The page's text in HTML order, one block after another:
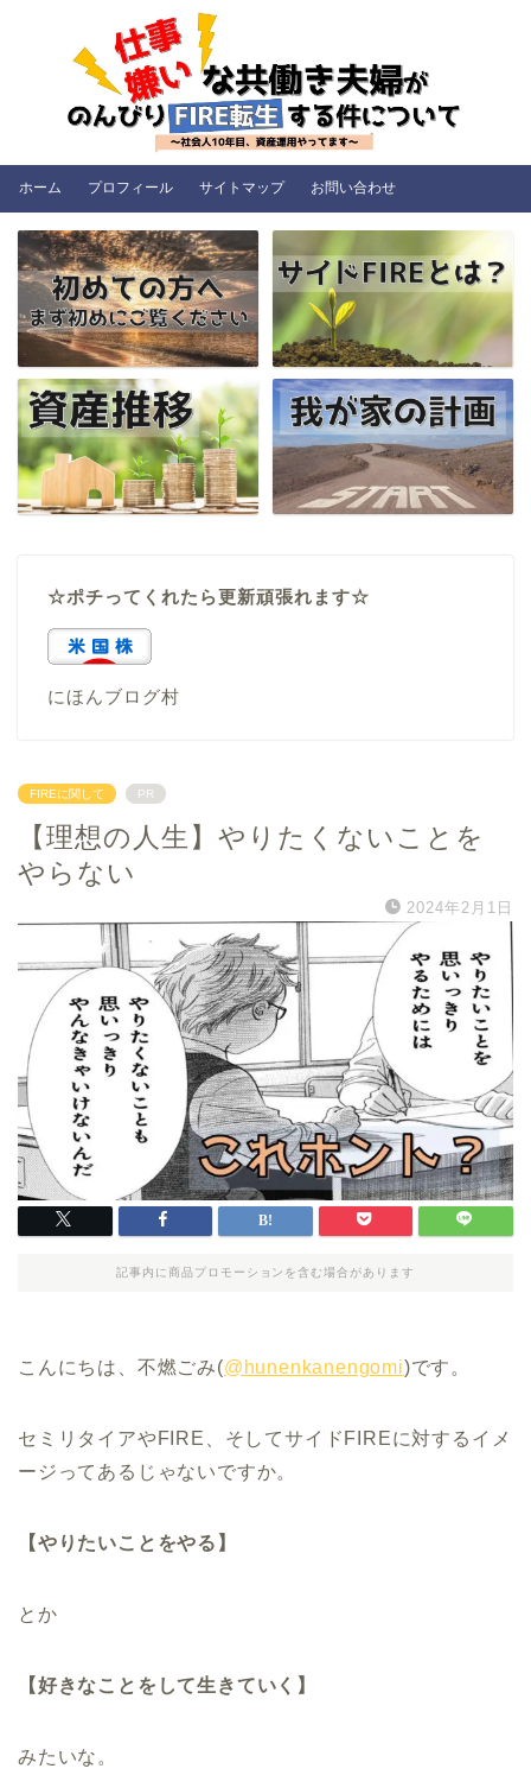
ホーム プロフィール サイトマップ お問い合わせ
☆ポチってくれたら更新頑張れます☆
にほんブログ村
FIREに関して PR
【理想の人生】やりたくないことを
やらない
2024年2月1日
記事内に商品プロモーションを含む場合があります
こんにちは、不燃ごみ(@hunenkanengomi)です。
セミリタイアやFIRE、そしてサイドFIREに対するイメ
ージってあるじゃないですか。
【やりたいことをやる】
とか
【好きなことをして生きていく】
みたいな。